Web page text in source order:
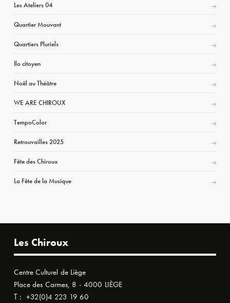
Les Ateliers 04
Quartier Mouvant
Quartiers Pluriels
Ilo citoyen
Noël au Théâtre
WE ARE CHIROUX
TempoColor
Retrouvailles 2025
Fête des Chiroux
La Fête de la Musique
Les Chiroux
Centre Culturel de Liège
Place des Carmes, 8 - 4000 LIÈGE
T : +32(0)4 223 19 60